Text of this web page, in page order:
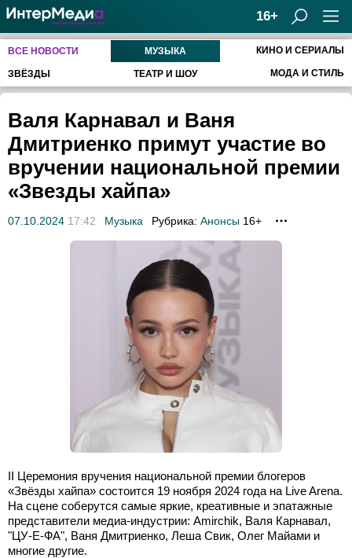
ВСЕ НОВОСТИ МУЗЫКА КИНО И СЕРИАЛЫ
ЗВЁЗДЫ ТЕАТР И ШОУ МОДА И СТИЛЬ
Валя Карнавал и Ваня
Дмитриенко примут участие во
вручении национальной премии
«Звезды хайпа»
07.10.2024 17:42 Музыка Рубрика: Анонсы 16+
II Церемония вручения национальной премии блогеров
«Звёзды хайпа» состоится 19 ноября 2024 года на Live Arena.
На сцене соберутся самые яркие, креативные и эпатажные
представители медиа-индустрии: Amirchik, Валя Карнавал,
"ЦУ-Е-ФА", Ваня Дмитриенко, Леша Свик, Олег Майами и
многие другие.
16+